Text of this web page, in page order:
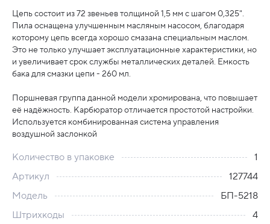
Цепь состоит из 72 звеньев толщиной 1,5 мм с шагом 0,325".
Пила оснащена улучшенным масляным насосом, благодаря
которому цепь всегда хорошо смазана специальным маслом.
Это не только улучшает эксплуатационные характеристики, но
и увеличивает срок службы металлических деталей. Емкость
бака для смазки цепи - 260 мл.
Поршневая группа данной модели хромирована, что повышает
её надёжность. Карбюратор отличается простотой настройки.
Используется комбинированная система управления
воздушной заслонкой
Количество в упаковке
1
Артикул
127744
Модель
БП-5218
Штрихкоды
4